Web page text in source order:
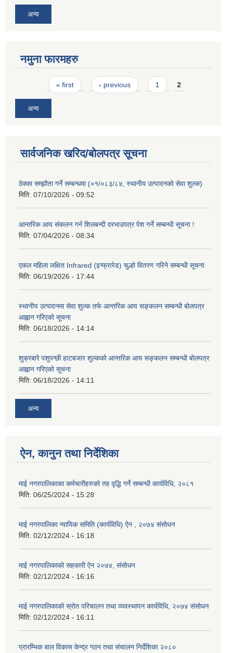
अन्य
नमुना फारमहरु
Pages« first ‹ previous 1 2
अन्य
सार्वजनिक खरिद/बोलपत्र सूचना
ठेक्का सम्झौता गर्ने सम्बन्धमा (०१/०८३/८४, स्थानीय उत्पादनको सेवा शुल्क)
मिति: 07/10/2026 - 09:52
आन्तरिक आय संकलन गर्न शिलबन्दी दरभाउपत्र पेश गर्ने सम्बन्धी सूचना !
मिति: 07/04/2026 - 08:34
एकल महिला लक्षित Infrared (इन्फ्रारेड) चुल्हो वितरण गरिने सम्बन्धी सूचना
मिति: 06/19/2026 - 17:44
स्थानीय उत्पादनमा सेवा शुल्क तर्फ आन्तरिक आय सङ्कलन सम्बन्धी बोलपत्र
आह्वान गरिएको सूचना
मिति: 06/18/2026 - 14:14
शुक्रबारे पशुपन्छी हाटबजार शुल्कको आन्तरिक आय सङ्कलन सम्बन्धी बोलपत्र
आह्वान गरिएको सूचना
मिति: 06/18/2026 - 14:11
अन्य
ऐन, कानुन तथा निर्देशिका
माई नगरपालिकाका कर्मचारीहरुको तह वृद्धि गर्ने सम्बन्धी कार्यविधि, २०८१
मिति: 06/25/2024 - 15:28
माई नगरपालिका न्यायिक समिति (कार्यविधि) ऐन , २०७४ संसोधन
मिति: 02/12/2024 - 16:18
माई नगरपालिकाको सहकारी ऐन २०७४, संसोधन
मिति: 02/12/2024 - 16:16
माई नगरपालिकाको स्रोत परिचालन तथा व्यवस्थापन कार्यविधि, २०७४ संसोधन
मिति: 02/12/2024 - 16:11
प्रारम्भिक बाल विकास केन्द्र गठन तथा संचालन निर्देशिका २०८०